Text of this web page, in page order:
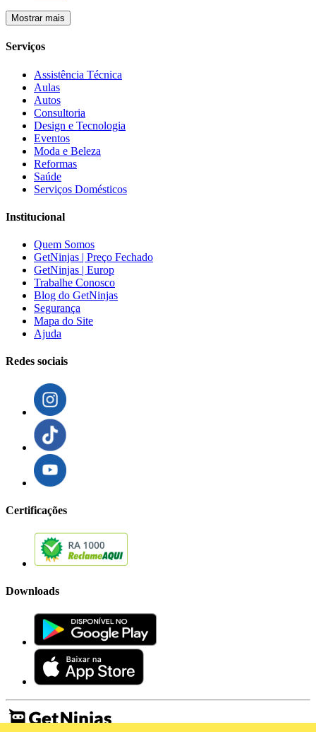
Mostrar mais
Serviços
Assistência Técnica
Aulas
Autos
Consultoria
Design e Tecnologia
Eventos
Moda e Beleza
Reformas
Saúde
Serviços Domésticos
Institucional
Quem Somos
GetNinjas | Preço Fechado
GetNinjas | Europ
Trabalhe Conosco
Blog do GetNinjas
Segurança
Mapa do Site
Ajuda
Redes sociais
Certificações
Downloads